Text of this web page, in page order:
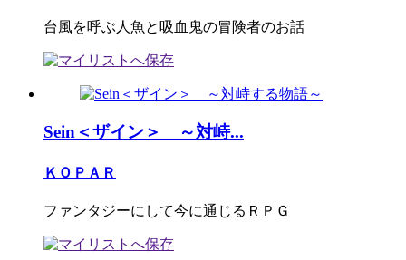
台風を呼ぶ人魚と吸血鬼の冒険者のお話
Sein＜ザイン＞ ～対峙...
ＫＯＰＡＲ
ファンタジーにして今に通じるＲＰＧ